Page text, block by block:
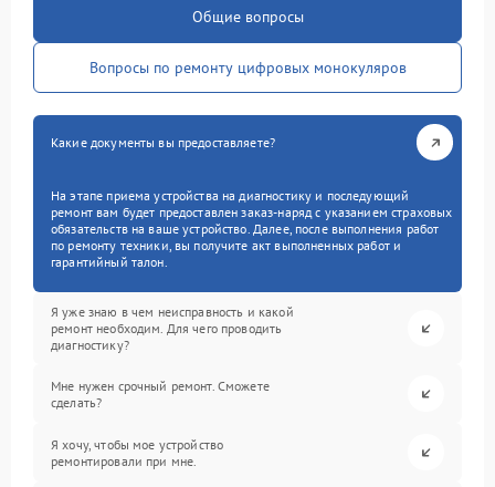
Общие вопросы
Вопросы по ремонту цифровых монокуляров
Какие документы вы предоставляете?
На этапе приема устройства на диагностику и последующий
ремонт вам будет предоставлен заказ-наряд с указанием страховых
обязательств на ваше устройство. Далее, после выполнения работ
по ремонту техники, вы получите акт выполненных работ и
гарантийный талон.
Я уже знаю в чем неисправность и какой
ремонт необходим. Для чего проводить
диагностику?
Мне нужен срочный ремонт. Сможете
сделать?
Я хочу, чтобы мое устройство
ремонтировали при мне.